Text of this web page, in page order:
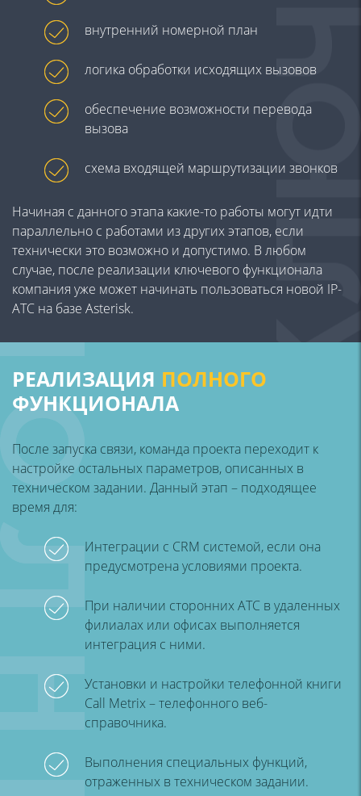
внутренний номерной план
логика обработки исходящих вызовов
обеспечение возможности перевода
вызова
схема входящей маршрутизации звонков
Начиная с данного этапа какие-то работы могут идти
параллельно с работами из других этапов, если
технически это возможно и допустимо. В любом
случае, после реализации ключевого функционала
компания уже может начинать пользоваться новой IP-
АТС на базе Asterisk.
РЕАЛИЗАЦИЯ ПОЛНОГО
ФУНКЦИОНАЛА
После запуска связи, команда проекта переходит к
настройке остальных параметров, описанных в
техническом задании. Данный этап – подходящее
время для:
Интеграции с CRM системой, если она
предусмотрена условиями проекта.
При наличии сторонних АТС в удаленных
филиалах или офисах выполняется
интеграция с ними.
Установки и настройки телефонной книги
Call Metrix – телефонного веб-
справочника.
Выполнения специальных функций,
отраженных в техническом задании.